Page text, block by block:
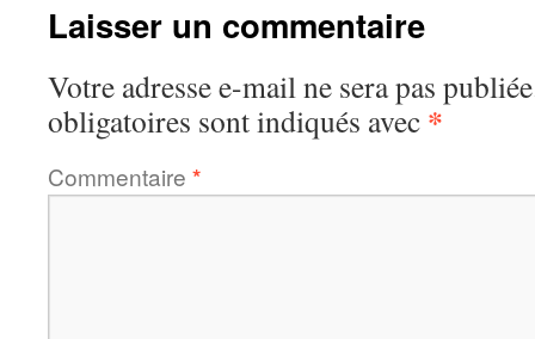
Laisser un commentaire
Votre adresse e-mail ne sera pas
obligatoires sont indiqués avec *
Commentaire *